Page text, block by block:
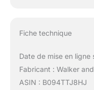
Fiche technique
Date de mise en ligne
Fabricant : Walker
ASIN : B094TTJ8HJ